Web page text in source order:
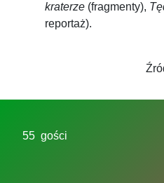
kraterze (fragmenty),
reportaż).
55 gości